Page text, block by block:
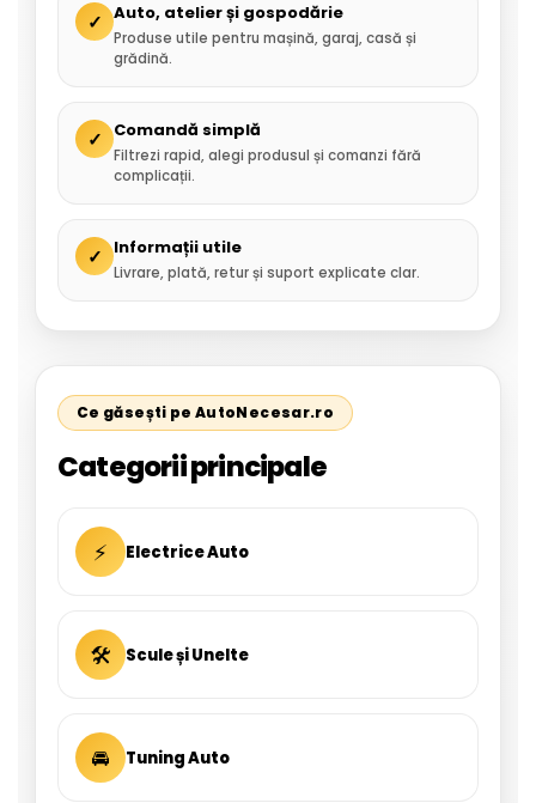
✓ Auto, atelier și gospodărie
Produse utile pentru mașină, garaj, casă și
grădină.
✓ Comandă simplă
Filtrezi rapid, alegi produsul și comanzi fără
complicații.
✓ Informații utile
Livrare, plată, retur și suport explicate clar.
Ce găsești pe AutoNecesar.ro
Categorii principale
⚡ Electrice Auto
🛠 Scule și Unelte
🚘 Tuning Auto